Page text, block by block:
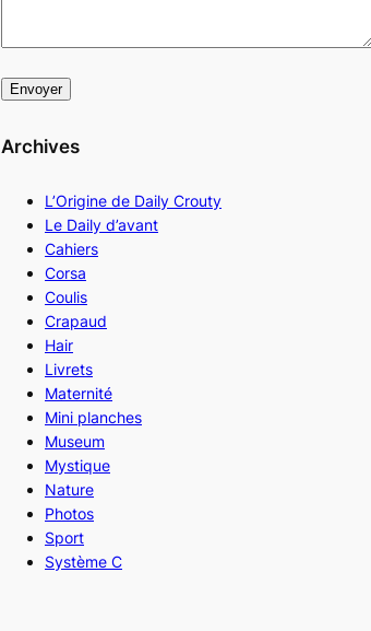
Archives
L’Origine de Daily Crouty
Le Daily d’avant
Cahiers
Corsa
Coulis
Crapaud
Hair
Livrets
Maternité
Mini planches
Museum
Mystique
Nature
Photos
Sport
Système C